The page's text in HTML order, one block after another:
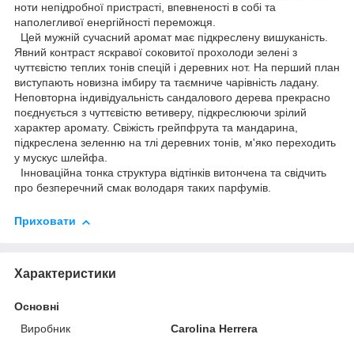
ноти непідробної пристрасті, впевненості в собі та
наполегливої енергійності переможця.
Цей мужній сучасний аромат має підкреслену вишуканість.
Явний контраст яскравої соковитої прохолоди зелені з
чуттєвістю теплих тонів спецій і деревних нот. На перший план
виступають новизна імбиру та таємниче чарівність ладану.
Неповторна індивідуальність сандалового дерева прекрасно
поєднується з чуттєвістю ветиверу, підкреслюючи зрілий
характер аромату. Свіжість грейпфрута та мандарина,
підкреслена зеленню на тлі деревних тонів, м'яко переходить
у мускус шлейфа.
Інноваційна тонка структура відтінків витончена та свідчить
про безперечний смак володаря таких парфумів.
Приховати
Характеристики
Основні
Виробник
Carolina Herrera